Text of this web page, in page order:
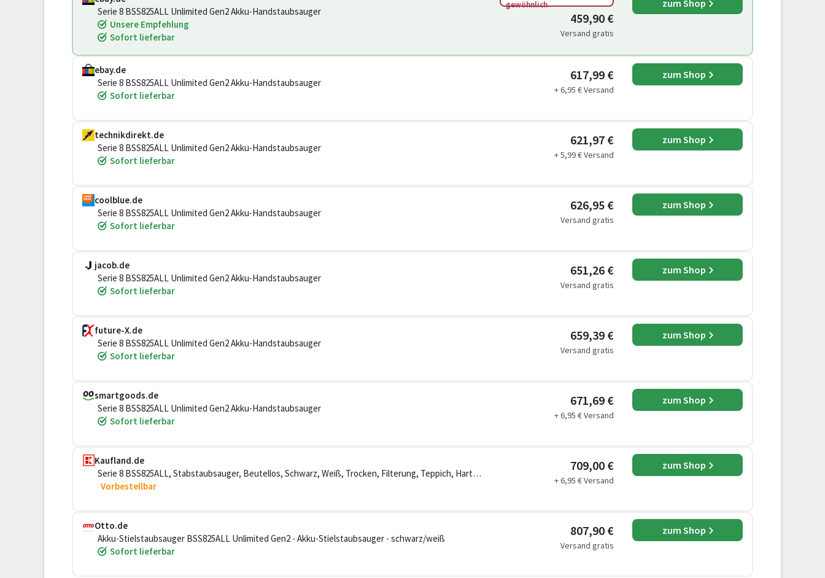
Serie 8 BSS825ALL Unlimited Gen2 Akku-Handstaubsauger
Unsere Empfehlung
Sofort lieferbar
gewöhnlich
459,90 €
Versand gratis
zum Shop
ebay.de
Serie 8 BSS825ALL Unlimited Gen2 Akku-Handstaubsauger
Sofort lieferbar
617,99 €
+ 6,95 € Versand
zum Shop
technikdirekt.de
Serie 8 BSS825ALL Unlimited Gen2 Akku-Handstaubsauger
Sofort lieferbar
621,97 €
+ 5,99 € Versand
zum Shop
coolblue.de
Serie 8 BSS825ALL Unlimited Gen2 Akku-Handstaubsauger
Sofort lieferbar
626,95 €
Versand gratis
zum Shop
jacob.de
Serie 8 BSS825ALL Unlimited Gen2 Akku-Handstaubsauger
Sofort lieferbar
651,26 €
Versand gratis
zum Shop
future-X.de
Serie 8 BSS825ALL Unlimited Gen2 Akku-Handstaubsauger
Sofort lieferbar
659,39 €
Versand gratis
zum Shop
smartgoods.de
Serie 8 BSS825ALL Unlimited Gen2 Akku-Handstaubsauger
Sofort lieferbar
671,69 €
+ 6,95 € Versand
zum Shop
Kaufland.de
Serie 8 BSS825ALL, Stabstaubsauger, Beutellos, Schwarz, Weiß, Trocken, Filterung, Teppich, Harter
Boden
Vorbestellbar
709,00 €
+ 6,95 € Versand
zum Shop
Otto.de
Akku-Stielstaubsauger BSS825ALL Unlimited Gen2 - Akku-Stielstaubsauger - schwarz/weiß
Sofort lieferbar
807,90 €
Versand gratis
zum Shop